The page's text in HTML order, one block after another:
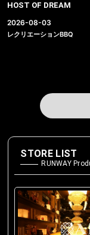
HOST OF DREAM
2026-08-03
レクリエーションBBQ
STORE LIST
RUNWAY